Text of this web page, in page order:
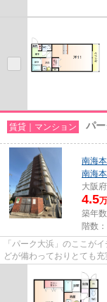
賃貸｜マンション パ
南海
南海
大阪府
4.5
築年
階数
「パーク大浜」のここが
どが備わっておりとても